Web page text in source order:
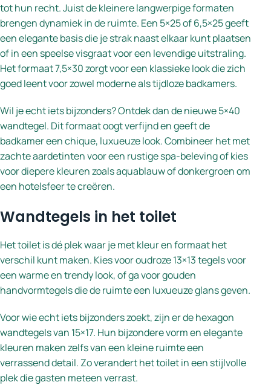
tot hun recht. Juist de kleinere langwerpige formaten
brengen dynamiek in de ruimte. Een 5×25 of 6,5×25 geeft
een elegante basis die je strak naast elkaar kunt plaatsen
of in een speelse visgraat voor een levendige uitstraling.
Het formaat 7,5×30 zorgt voor een klassieke look die zich
goed leent voor zowel moderne als tijdloze badkamers.
Wil je echt iets bijzonders? Ontdek dan de nieuwe 5×40
wandtegel. Dit formaat oogt verfijnd en geeft de
badkamer een chique, luxueuze look. Combineer het met
zachte aardetinten voor een rustige spa-beleving of kies
voor diepere kleuren zoals aquablauw of donkergroen om
een hotelsfeer te creëren.
Wandtegels in het toilet
Het toilet is dé plek waar je met kleur en formaat het
verschil kunt maken. Kies voor oudroze 13×13 tegels voor
een warme en trendy look, of ga voor gouden
handvormtegels die de ruimte een luxueuze glans geven.
Voor wie echt iets bijzonders zoekt, zijn er de hexagon
wandtegels van 15×17. Hun bijzondere vorm en elegante
kleuren maken zelfs van een kleine ruimte een
verrassend detail. Zo verandert het toilet in een stijlvolle
plek die gasten meteen verrast.